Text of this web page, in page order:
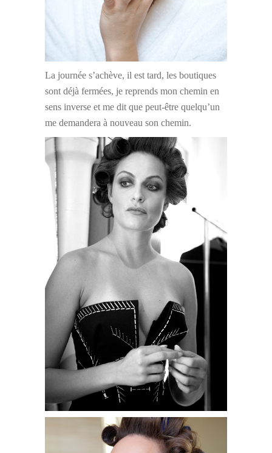
La journée s’achève, il est tard, les boutiques
sont déjà fermées, je reprends mon chemin en
sens inverse et me dit que peut-être quelqu’un
me demandera à nouveau son chemin.